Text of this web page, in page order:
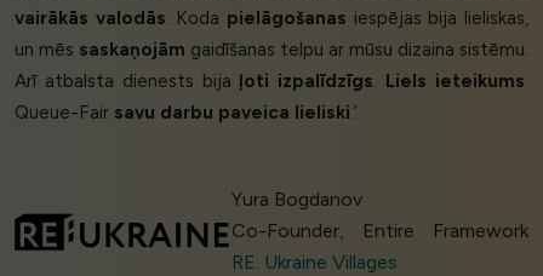
vairākās valodās. Koda pielāgošanas iespējas bija lieliskas,
un mēs saskaņojām gaidīšanas telpu ar mūsu dizaina sistēmu.
Arī atbalsta dienests bija ļoti izpalīdzīgs. Liels ieteikums.
Queue-Fair savu darbu paveica lieliski.’
Yura Bogdanov
Co-Founder, Entire Framework
RE: Ukraine Villages